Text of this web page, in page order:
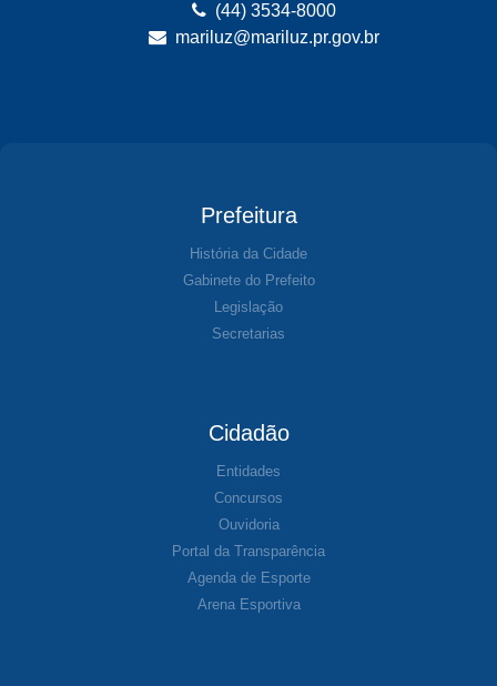
(44) 3534-8000
mariluz@mariluz.pr.gov.br
Prefeitura
História da Cidade
Gabinete do Prefeito
Legislação
Secretarias
Cidadão
Entidades
Concursos
Ouvidoria
Portal da Transparência
Agenda de Esporte
Arena Esportiva